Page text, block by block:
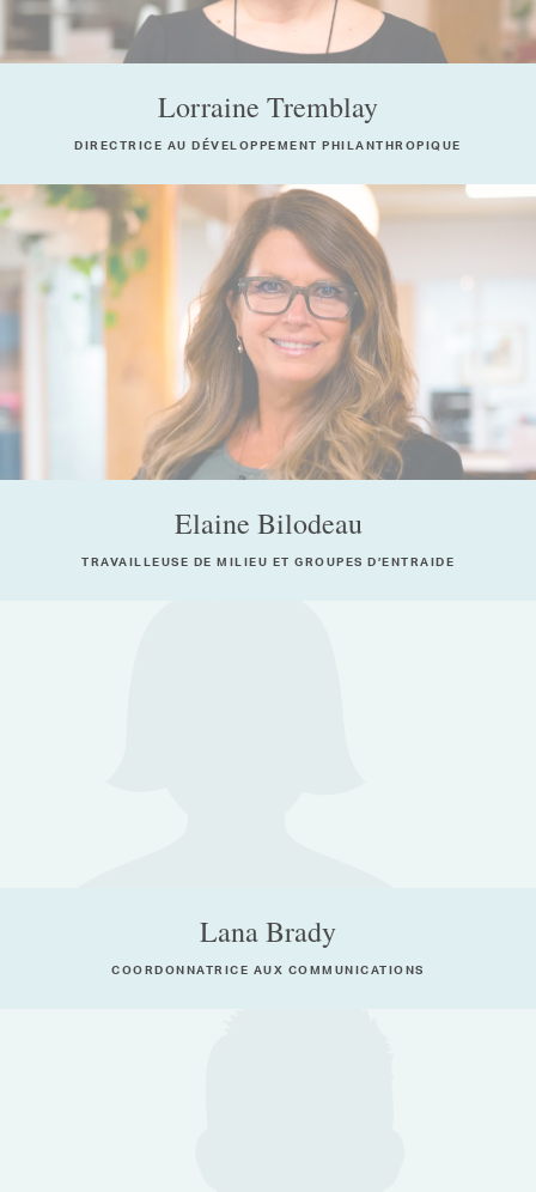
Lorraine Tremblay
DIRECTRICE AU DÉVELOPPEMENT PHILANTHROPIQUE
Elaine Bilodeau
TRAVAILLEUSE DE MILIEU ET GROUPES D’ENTRAIDE
Lana Brady
COORDONNATRICE AUX COMMUNICATIONS